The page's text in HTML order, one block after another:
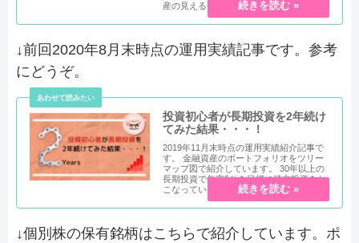
産の見える化ができます。
↓前回2020年8月末時点の運用実績記事です。参考
にどうぞ。
投資初心者が長期投資を2年続け
てみた結果・・・！
2019年11月末時点の運用実績紹介記事で
す。 金融資産のポートフォリオをツリー
マップ図で紹介しています。 30年以上の
長期投資で年率5％を目標に積立投資をお
こなっています。
↓個別株の保有銘柄はこちらで紹介しています。ポ